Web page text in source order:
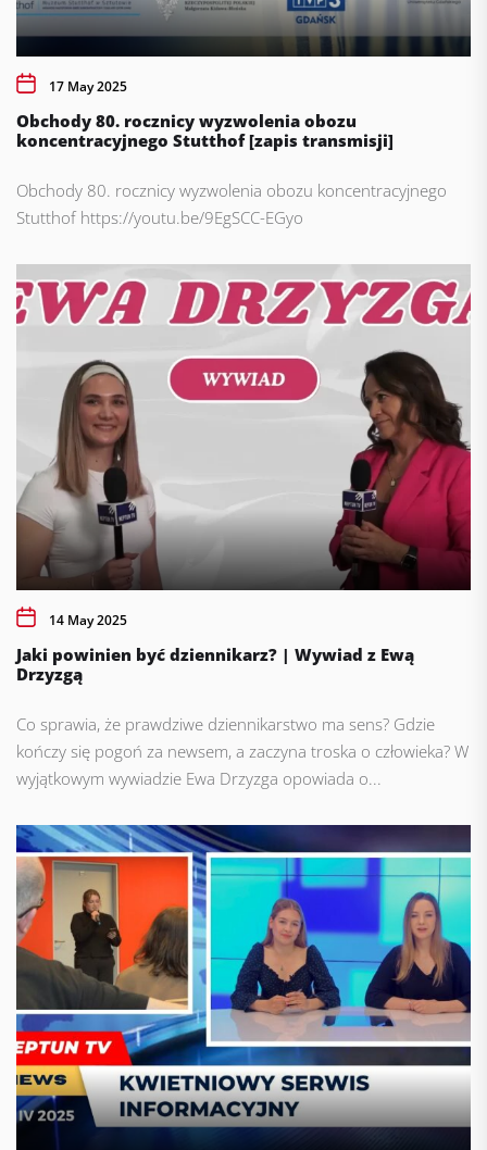
17 May 2025
Obchody 80. rocznicy wyzwolenia obozu
koncentracyjnego Stutthof [zapis transmisji]
Obchody 80. rocznicy wyzwolenia obozu koncentracyjnego
Stutthof https://youtu.be/9EgSCC-EGyo
14 May 2025
Jaki powinien być dziennikarz? | Wywiad z Ewą
Drzyzgą
Co sprawia, że prawdziwe dziennikarstwo ma sens? Gdzie
kończy się pogoń za newsem, a zaczyna troska o człowieka? W
wyjątkowym wywiadzie Ewa Drzyzga opowiada o...